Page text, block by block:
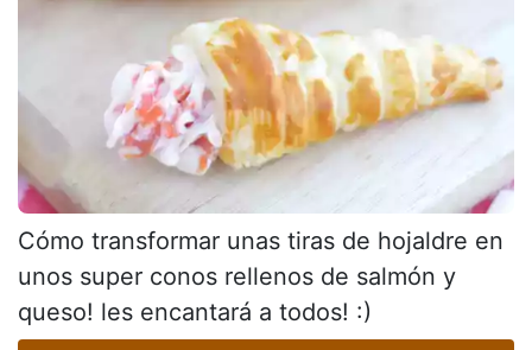
Cómo transformar unas tiras de hojaldre en
unos super conos rellenos de salmón y
queso! les encantará a todos! :)